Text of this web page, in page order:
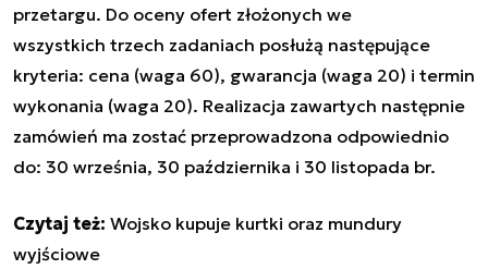
przetargu. Do oceny ofert złożonych we
wszystkich trzech zadaniach posłużą następujące
kryteria: cena (waga 60), gwarancja (waga 20) i termin
wykonania (waga 20). Realizacja zawartych następnie
zamówień ma zostać przeprowadzona odpowiednio
do: 30 września, 30 października i 30 listopada br.
Czytaj też: Wojsko kupuje kurtki oraz mundury
wyjściowe